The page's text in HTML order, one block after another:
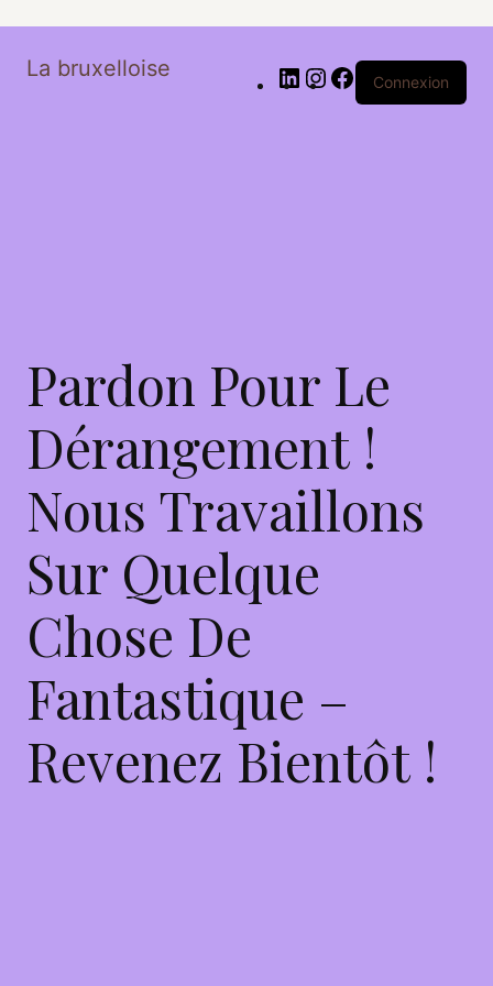
La bruxelloise Connexion
Pardon Pour Le
Dérangement !
Nous Travaillons
Sur Quelque
Chose De
Fantastique –
Revenez Bientôt !